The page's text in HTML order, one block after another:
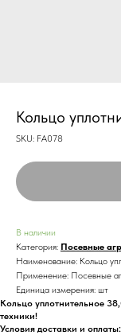
Кольцо
SKU: FA078
В наличии
Категория: Посевные
Наименование: Кольцо
Применение: Посевные
Единица измерения: шт
Кольцо уплотнительное
техники!
Условия доставки и оплаты: